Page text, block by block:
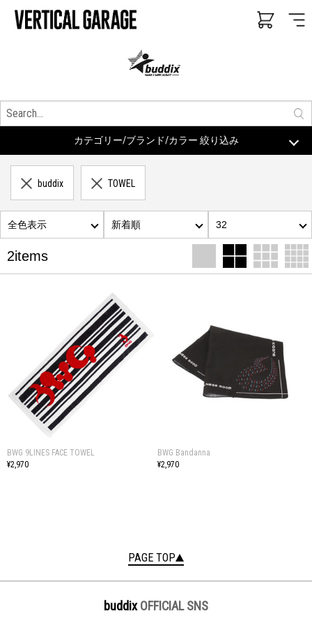
カテゴリー/ブランド/カラー 絞り込み
buddix TOWEL
2items
全色表示 新着順 32
BWG 9LINES FACE TOWEL
¥2,970
BWG Bandanna
¥2,970
PAGE TOP
buddix OFFICIAL SNS